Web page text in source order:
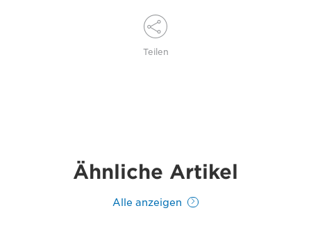
Teilen
Ähnliche Artikel
Alle anzeigen